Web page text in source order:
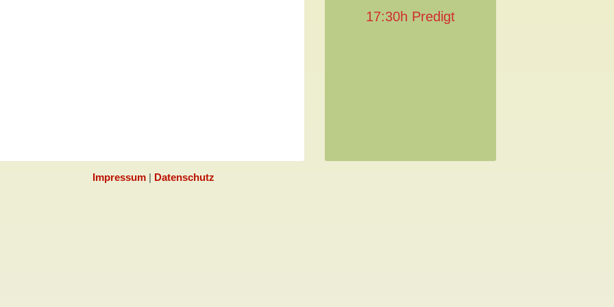
17:30h Predigt
Impressum | Datenschutz